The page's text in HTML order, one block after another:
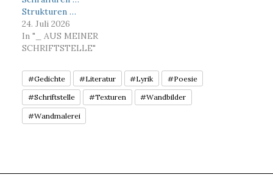
Strukturen …
24. Juli 2026
In "_ AUS MEINER
SCHRIFTSTELLE"
#Gedichte #Literatur #Lyrik #Poesie
#Schriftstelle #Texturen #Wandbilder
#Wandmalerei